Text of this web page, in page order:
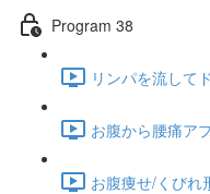
Program 38
リンパを流して
お腹から腰痛ア
お腹痩せ/くびれ